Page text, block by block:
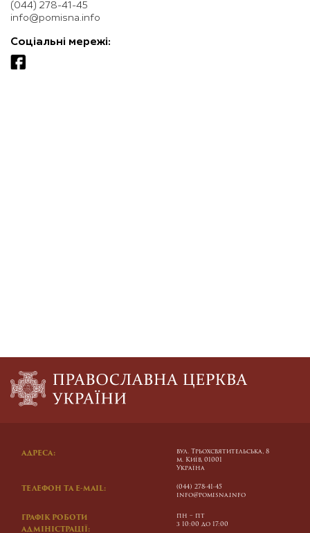
(044) 278-41-45
info@pomisna.info
Соціальні мережі:
АДРЕСА:
вул. Трьохсвятительська, 8
м. Київ, 01001
Україна
ТЕЛЕФОН ТА E-MAIL:
(044) 278-41-45
info@pomisna.info
ГРАФІК РОБОТИ
АДМІНІСТРАЦІЇ:
пн – пт
з 10:00 до 17:00